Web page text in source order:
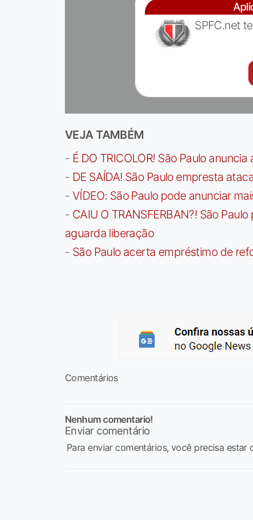
SPFC.net
VEJA TAMBÉM
- É DO TRICOLOR! São Paulo
- DE SAÍDA! São Paulo empresta
- VÍDEO: São Paulo pode anunciar
- CAIU O TRANSFERBAN?! São
aguarda liberação
- São Paulo acerta empréstimo de
Comentários
Nenhum comentario!
Enviar comentário
Para enviar comentários, você precisa estar